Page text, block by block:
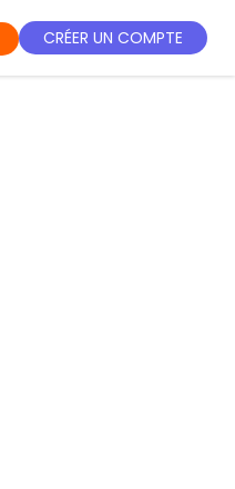
CRÉER UN COMPTE